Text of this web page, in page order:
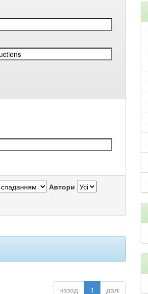
Автори
назад 1 далі